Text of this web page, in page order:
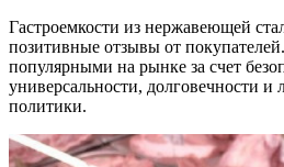
Гастроемкости из нержавеющей
позитивные отзывы от
популярными на рынке за счет
универсальности, долговечности и
политики.